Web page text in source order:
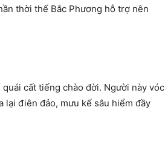
thời thế Bắc Phương hỗ trợ nên
cất tiếng chào đời. Người này vóc
điên đảo, mưu kế sâu hiểm đầy